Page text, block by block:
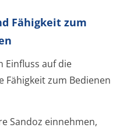
Fähigkeit zum
Einfluss auf die
zum Bedienen
Sandoz einnehmen,